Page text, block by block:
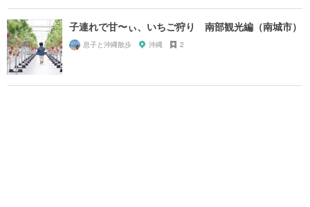
子連れで甘〜ぃ、いちご狩り 南部観光編（南城市）
息子と沖縄散歩 沖縄 2